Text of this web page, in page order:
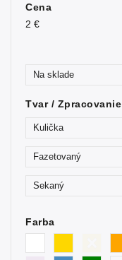
Cena
2 €
Na sklade
Tvar / Zpracovanie
Kulička
Fazetovaný
Sekaný
Farba